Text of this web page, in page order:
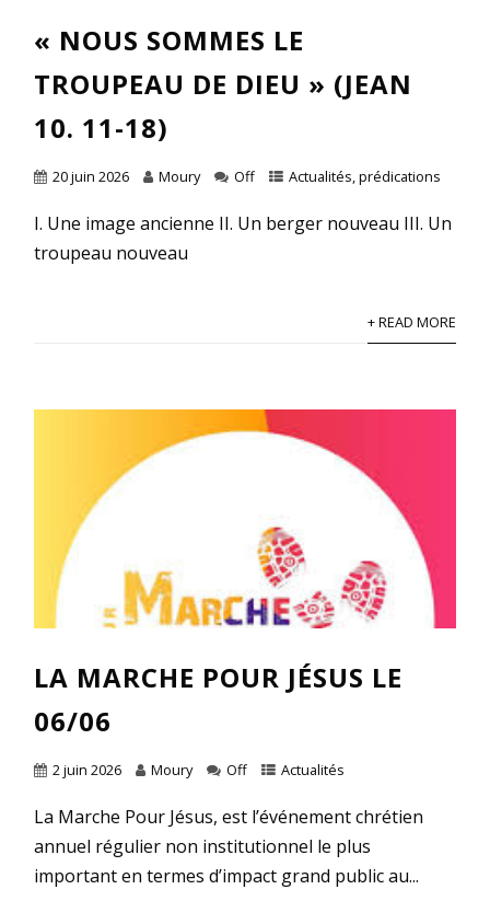
« NOUS SOMMES LE
TROUPEAU DE DIEU » (JEAN
10. 11-18)
20 juin 2026 Moury Off Actualités ,prédications
I. Une image ancienne II. Un berger nouveau III. Un
troupeau nouveau
+ READ MORE
LA MARCHE POUR JÉSUS LE
06/06
2 juin 2026 Moury Off Actualités
La Marche Pour Jésus, est l’événement chrétien
annuel régulier non institutionnel le plus
important en termes d’impact grand public au...